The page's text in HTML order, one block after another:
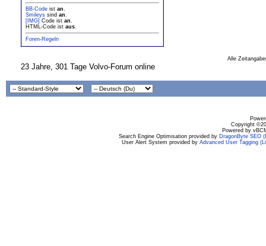
BB-Code ist an.
Smileys sind an.
[IMG] Code ist an.
HTML-Code ist aus.
Foren-Regeln
Alle
23 Jahre, 301 Tage Volvo-Forum online
Copyright
Powered by
Search Engine Optimisation provided by DragonByte SEO
User Alert System provided by Advanced User Tagging